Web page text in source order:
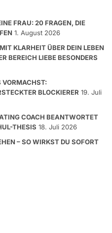
FRAU: 20 FRAGEN, DIE
1. August 2026
KLARHEIT ÜBER DEIN LEBEN
BEREICH LIEBE BESONDERS
VORMACHST:
BLOCKIERER 19. Juli
COACH BEANTWORTET
THESIS 18. Juli 2026
– SO WIRKST DU SOFORT